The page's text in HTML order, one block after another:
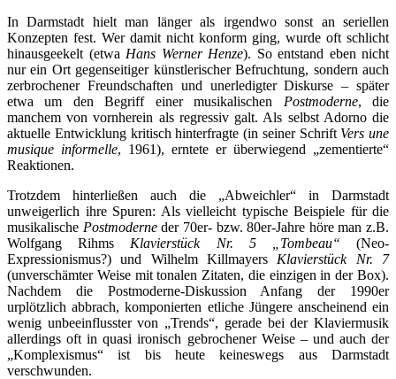
In Darmstadt hielt man länger als irgendwo sonst an seriellen
Konzepten fest. Wer damit nicht konform ging, wurde oft schlicht
hinausgeekelt (etwa Hans Werner Henze). So entstand eben nicht
nur ein Ort gegenseitiger künstlerischer Befruchtung, sondern auch
zerbrochener Freundschaften und unerledigter Diskurse – später
etwa um den Begriff einer musikalischen Postmoderne, die
manchem von vornherein als regressiv galt. Als selbst Adorno die
aktuelle Entwicklung kritisch hinterfragte (in seiner Schrift Vers une
musique informelle, 1961), erntete er überwiegend „zementierte“
Reaktionen.
Trotzdem hinterließen auch die „Abweichler“ in Darmstadt
unweigerlich ihre Spuren: Als vielleicht typische Beispiele für die
musikalische Postmoderneder 70er- bzw. 80er-Jahre höre man z.B.
Wolfgang Rihms Klavierstück Nr. 5 „Tombeau“ (Neo-
Expressionismus?) und Wilhelm Killmayers Klavierstück Nr. 7
(unverschämter Weise mit tonalen Zitaten, die einzigen in der Box).
Nachdem die Postmoderne-Diskussion Anfang der 1990er
urplötzlich abbrach, komponierten etliche Jüngere anscheinend ein
wenig unbeeinflusster von „Trends“, gerade bei der Klaviermusik
allerdings oft in quasi ironisch gebrochener Weise – und auch der
„Komplexismus“ ist bis heute keineswegs aus Darmstadt
verschwunden.